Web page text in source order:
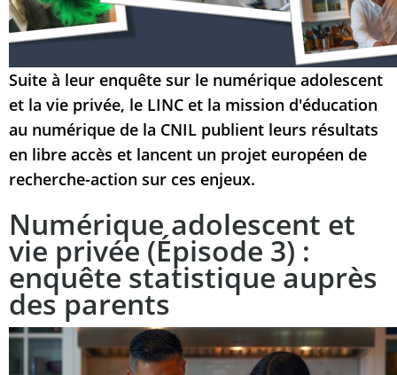
Suite à leur enquête sur le numérique adolescent
et la vie privée, le LINC et la mission d'éducation
au numérique de la CNIL publient leurs résultats
en libre accès et lancent un projet européen de
recherche-action sur ces enjeux.
Numérique adolescent et
vie privée (Épisode 3) :
enquête statistique auprès
des parents